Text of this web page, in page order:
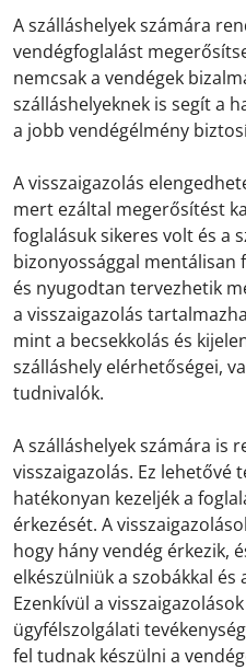
A szálláshelyek számára
vendégfoglalást
nemcsak a vendégek
szálláshelyeknek is segít a
a jobb vendégélmény
A visszaigazolás
mert ezáltal megerősítést
foglalásuk sikeres volt és a
bizonyossággal mentálisan
és nyugodtan tervezhetik
a visszaigazolás
mint a becsekkolás és
szálláshely elérhetőségei,
tudnivalók.
A szálláshelyek számára is
visszaigazolás. Ez lehetővé
hatékonyan kezeljék a
érkezését. A
hogy hány vendég érkezik,
elkészülniük a szobákkal és
Ezenkívül a
ügyfélszolgálati
fel tudnak készülni a